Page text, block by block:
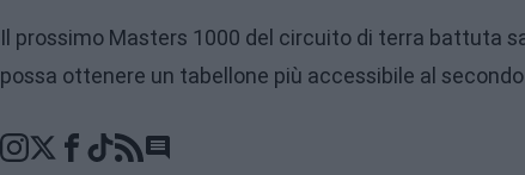
Il prossimo Masters 1000 del circuito di terra battuta
possa ottenere un tabellone più accessibile al
Go to comments section